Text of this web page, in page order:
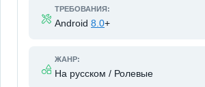
ТРЕБОВАНИЯ:
Android 8.0+
ЖАНР:
На русском / Ролевые